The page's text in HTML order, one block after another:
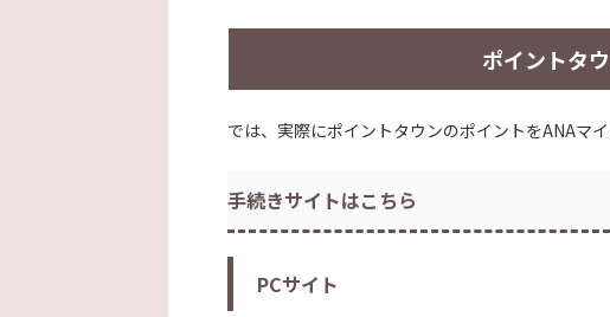
ポイントタ
では、実際にポイントタウンのポイントをANAマ
手続きサイトはこちら
PCサイト